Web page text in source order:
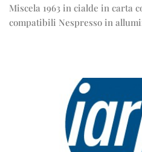
Miscela 1963 in cialde in carta
compatibili Nespresso in